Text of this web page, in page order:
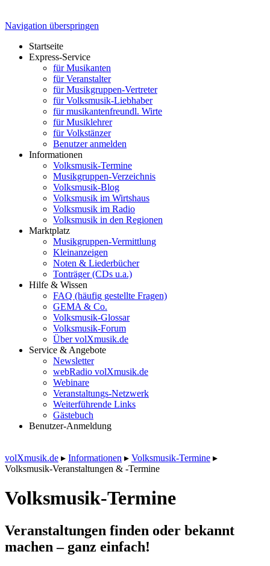
Navigation überspringen
Startseite
Express-Service
für Musikanten
für Veranstalter
für Musikgruppen-Vertreter
für Volksmusik-Liebhaber
für musikantenfreundl. Wirte
für Musiklehrer
für Volkstänzer
Benutzer anmelden
Informationen
Volksmusik-Termine
Musikgruppen-Verzeichnis
Volksmusik-Blog
Volksmusik im Wirtshaus
Volksmusik im Radio
Volksmusik in den Regionen
Marktplatz
Musikgruppen-Vermittlung
Kleinanzeigen
Noten & Liederbücher
Tonträger (CDs u.a.)
Hilfe & Wissen
FAQ (häufig gestellte Fragen)
GEMA & Co.
Volksmusik-Glossar
Volksmusik-Forum
Über volXmusik.de
Service & Angebote
Newsletter
webRadio volXmusik.de
Webinare
Veranstaltungs-Netzwerk
Weiterführende Links
Gästebuch
Benutzer-Anmeldung
volXmusik.de ▸ Informationen ▸ Volksmusik-Termine ▸
Volksmusik-Veranstaltungen & -Termine
Volksmusik-Termine
Veranstaltungen finden oder bekannt
machen – ganz einfach!